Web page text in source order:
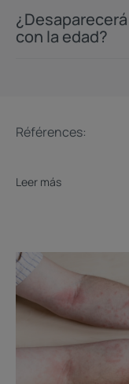
con la edad?
Références:
Leer más
Descubrir
Los
distintos
tipos